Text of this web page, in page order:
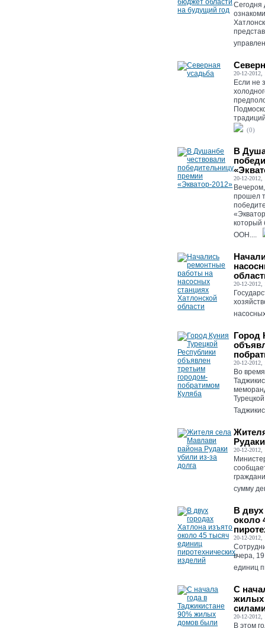
Cегодня
20-12-2012,
Если не
(0)
В
20-12-2012,
прошел
который
ООН....
20-12-2012,
Город
20-12-2012,
Во
20-12-2012,
сумму
В двух
около
20-12-2012,
вчера,
единиц
С
жилых
20-12-2012,
В этом